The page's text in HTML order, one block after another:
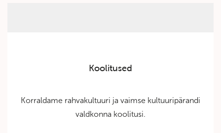
Koolitused
Korraldame rahvakultuuri ja vaimse kultuuripärandi
valdkonna koolitusi.